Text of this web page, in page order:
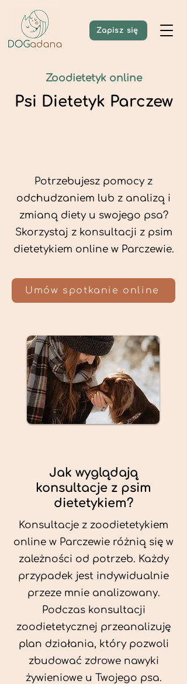
Zapisz się
Zoodietetyk online
Psi Dietetyk Parczew
Potrzebujesz pomocy z
odchudzaniem lub z analizą i
zmianą diety u swojego psa?
Skorzystaj z konsultacji z psim
dietetykiem online w Parczewie.
Umów spotkanie online
Jak wyglądają
konsultacje z psim
dietetykiem?
Konsultacje z zoodietetykiem
online w Parczewie różnią się w
zależności od potrzeb. Każdy
przypadek jest indywidualnie
przeze mnie analizowany.
Podczas konsultacji
zoodietetycznej przeanalizuję
plan działania, który pozwoli
zbudować zdrowe nawyki
żywieniowe u Twojego psa.